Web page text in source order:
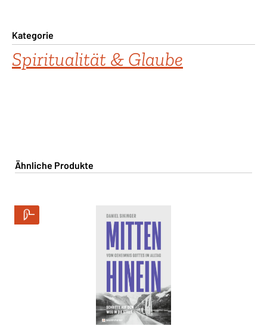
Kategorie
Spiritualität & Glaube
Produktgalerie überspringen
Ähnliche Produkte